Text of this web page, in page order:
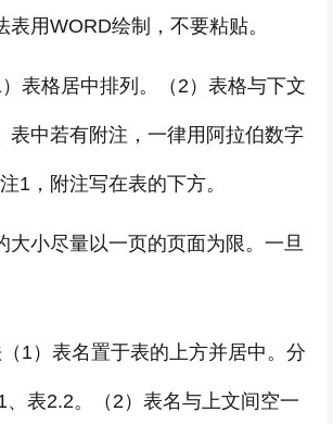
表用WORD绘制，不要粘贴。
表格居中排列。（2）表格与下文
表中若有附注，一律用阿拉伯数字
1，附注写在表的下方。
大小尽量以一页的页面为限。一旦
1）表名置于表的上方并居中。分
、表2.2。（2）表名与上文间空一